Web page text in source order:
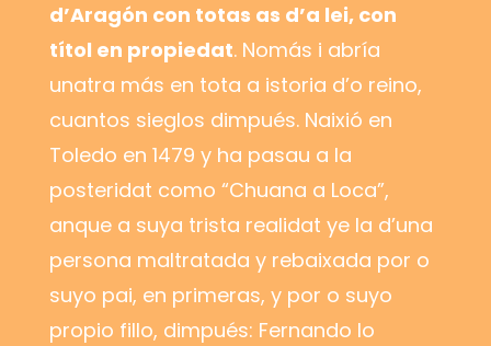
d’Aragón con totas as d’a lei, con
títol en propiedat. Nomás i abría
unatra más en tota a istoria d’o reino,
cuantos sieglos dimpués. Naixió en
Toledo en 1479 y ha pasau a la
posteridat como “Chuana a Loca”,
anque a suya trista realidat ye la d’una
persona maltratada y rebaixada por o
suyo pai, en primeras, y por o suyo
propio fillo, dimpués: Fernando lo